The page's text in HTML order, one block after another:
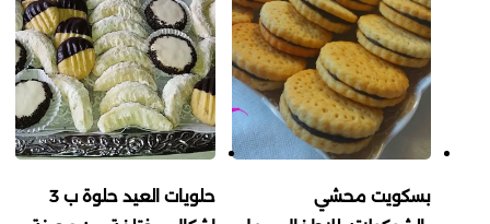
بسكويت محشي
حلويات العيد حلوة ب 3